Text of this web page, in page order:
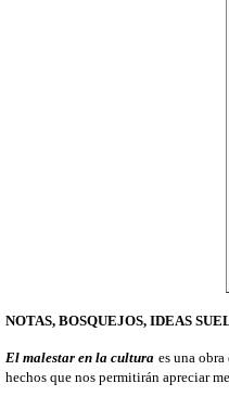
NOTAS, BOSQUEJOS, IDEAS
El malestar en la cultura es una
hechos que nos permitirán apreciar